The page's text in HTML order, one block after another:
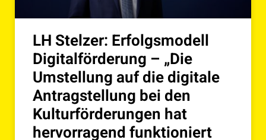
LH Stelzer: Erfolgsmodell
Digitalförderung – „Die
Umstellung auf die digitale
Antragstellung bei den
Kulturförderungen hat
hervorragend funktioniert